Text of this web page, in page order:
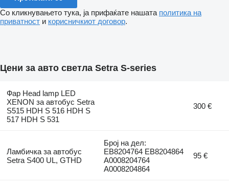
Со кликнувањето тука, ја прифаќате нашата политика на
приватност и корисничкиот договор.
Цени за авто светла Setra S-series
Фар Head lamp LED
XENON за автобус Setra
S515 HDH S 516 HDH S
517 HDH S 531
300 €
Ламбичка за автобус
Setra S400 UL, GTHD
Број на дел:
EB8204764 EB8204864
A0008204764
A0008204864
95 €